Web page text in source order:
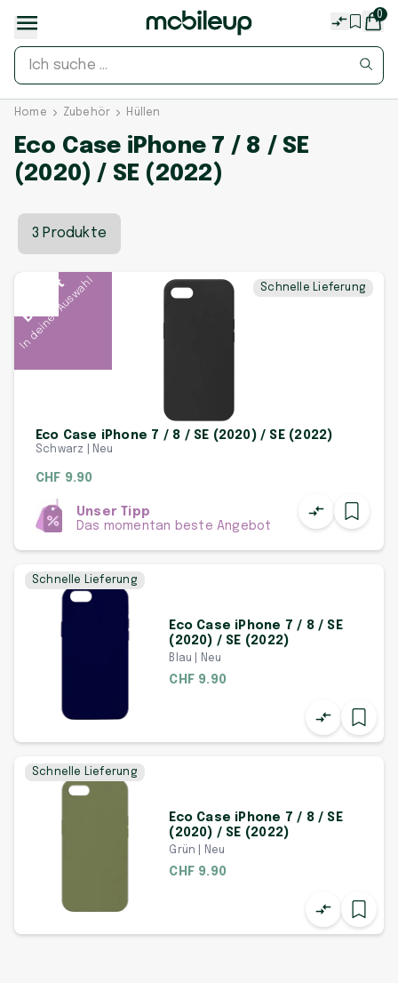
0
Home Zubehör Hüllen
Eco Case iPhone 7 / 8 / SE
(2020) / SE (2022)
3 Produkte
Beliebt
In deiner Auswahl Schnelle Lieferung
Eco Case iPhone 7 / 8 / SE (2020) / SE (2022)
Schwarz | Neu
CHF 9.90
Unser Tipp
Das momentan beste Angebot
Schnelle Lieferung
Eco Case iPhone 7 / 8 / SE
(2020) / SE (2022)
Blau | Neu
CHF 9.90
Schnelle Lieferung
Eco Case iPhone 7 / 8 / SE
(2020) / SE (2022)
Grün | Neu
CHF 9.90